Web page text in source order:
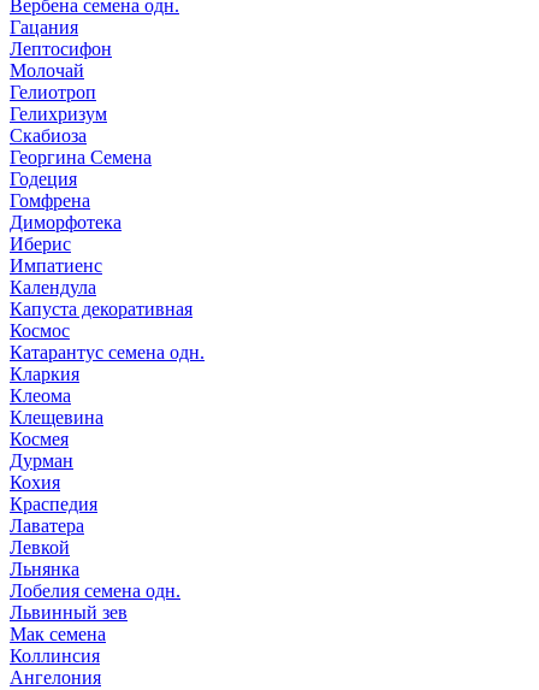
Вербена семена одн.
Гацания
Лептосифон
Молочай
Гелиотроп
Гелихризум
Скабиоза
Георгина Семена
Годеция
Гомфрена
Диморфотека
Иберис
Импатиенс
Календула
Капуста декоративная
Космос
Катарантус семена одн.
Кларкия
Клеома
Клещевина
Космея
Дурман
Кохия
Краспедия
Лаватера
Левкой
Льнянка
Лобелия семена одн.
Львинный зев
Мак семена
Коллинсия
Ангелония